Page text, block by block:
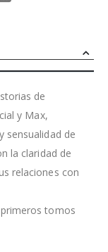
de
y Max,
sensualidad de
la claridad de
relaciones con
tomos